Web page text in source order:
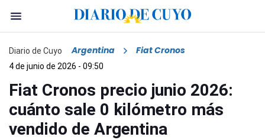
Diario de Cuyo Argentina Fiat Cronos
4 de junio de 2026 - 09:50
Fiat Cronos precio junio 2026:
cuánto sale 0 kilómetro más
vendido de Argentina